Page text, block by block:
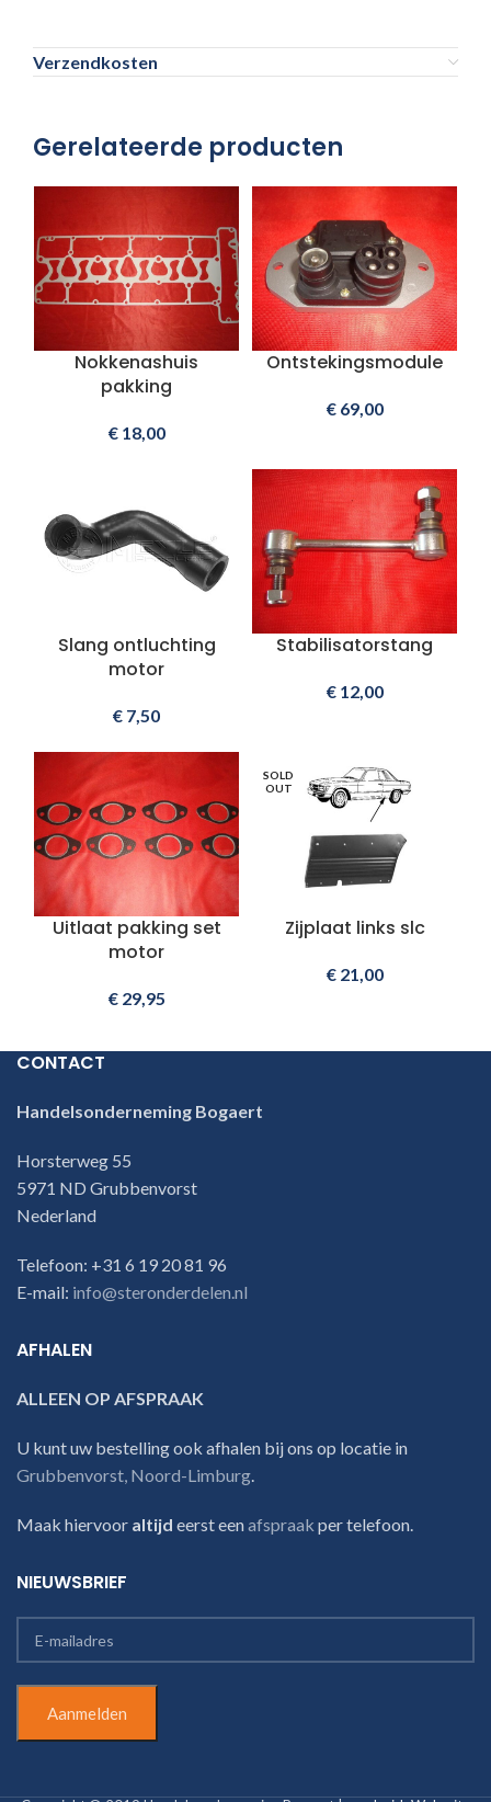
Verzendkosten
Gerelateerde producten
Nokkenashuis
pakking
€18,00
Ontstekingsmodule
€69,00
Slang ontluchting
motor
€ 7,50
Stabilisatorstang
€12,00
Uitlaat pakking set
motor
€29,95
SOLD
OUT
Zijplaat links slc
€21,00
CONTACT
Handelsonderneming Bogaert
Horsterweg 55
5971 ND Grubbenvorst
Nederland
Telefoon: +31 6 19 20 81 96
E-mail: info@steronderdelen.nl
AFHALEN
ALLEEN OP AFSPRAAK
U kunt uw bestelling ook afhalen bij ons op locatie in
Grubbenvorst, Noord-Limburg.
Maak hiervoor altijd eerst eenafspraak per telefoon.
NIEUWSBRIEF